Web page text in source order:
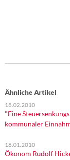
Ähnliche Artikel
18.02.2010
"Eine
kommunaler
18.01.2010
Ökonom Rudolf